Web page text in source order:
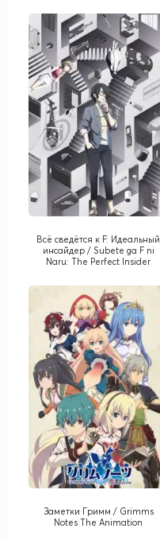
Всё сведётся к F: Идеальный
инсайдер / Subete ga F ni
Naru: The Perfect Insider
Заметки Гримм / Grimms
Notes The Animation